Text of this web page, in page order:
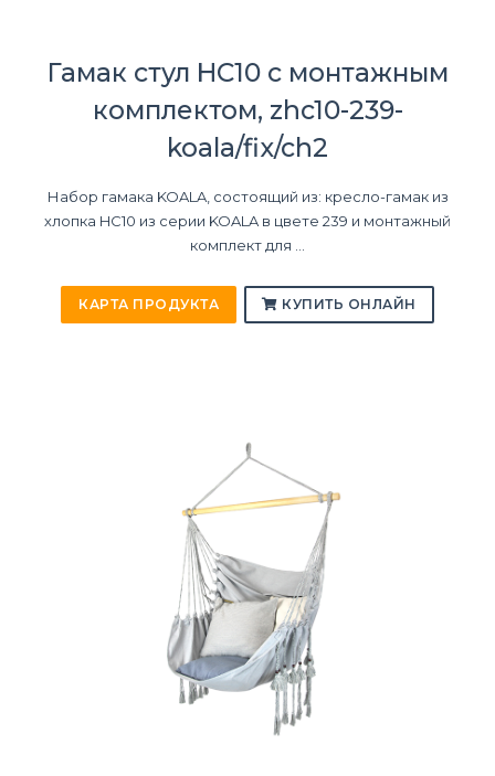
Гамак стул HC10 с монтажным
комплектом, zhc10-239-
koala/fix/ch2
Набор гамака KOALA, состоящий из: кресло-гамак из
хлопка HC10 из серии KOALA в цвете 239 и монтажный
комплект для ...
КАРТА ПРОДУКТА КУПИТЬ ОНЛАЙН